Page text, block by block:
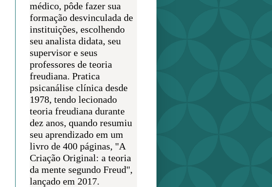
médico, pôde fazer sua
formação desvinculada de
instituições, escolhendo
seu analista didata, seu
supervisor e seus
professores de teoria
freudiana. Pratica
psicanálise clínica desde
1978, tendo lecionado
teoria freudiana durante
dez anos, quando resumiu
seu aprendizado em um
livro de 400 páginas, "A
Criação Original: a teoria
da mente segundo Freud",
lançado em 2017.